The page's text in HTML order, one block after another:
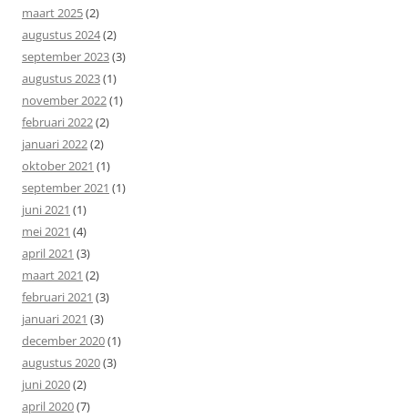
maart 2025(2)
augustus 2024(2)
september 2023(3)
augustus 2023(1)
november 2022(1)
februari 2022(2)
januari 2022(2)
oktober 2021 (1)
september 2021 (1)
juni 2021 (1)
mei 2021 (4)
april 2021 (3)
maart 2021 (2)
februari 2021 (3)
januari 2021 (3)
december 2020(1)
augustus 2020(3)
juni 2020(2)
april 2020(7)